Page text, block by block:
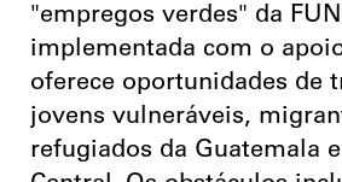
"empregos verdes" da
implementada com o
oferece oportunidades de
jovens vulneráveis,
refugiados da Guatemala